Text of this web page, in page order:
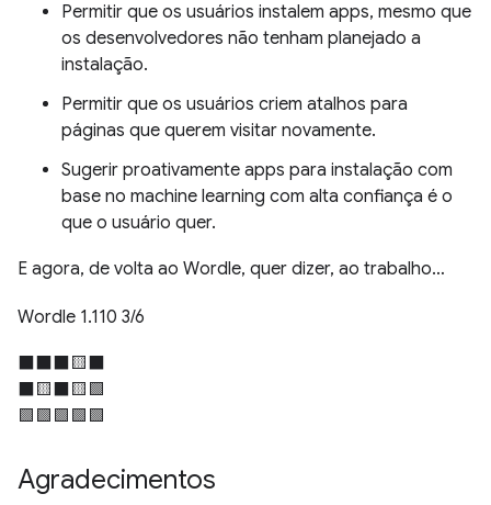
Permitir que os usuários instalem apps, mesmo que
os desenvolvedores não tenham planejado a
instalação.
Permitir que os usuários criem atalhos para
páginas que querem visitar novamente.
Sugerir proativamente apps para instalação com
base no machine learning com alta confiança é o
que o usuário quer.
E agora, de volta ao Wordle, quer dizer, ao trabalho…
Wordle 1.110 3/6
⬛⬛⬛🟨⬛
⬛🟨⬛🟨🟩
🟩🟩🟩🟩🟩
Agradecimentos